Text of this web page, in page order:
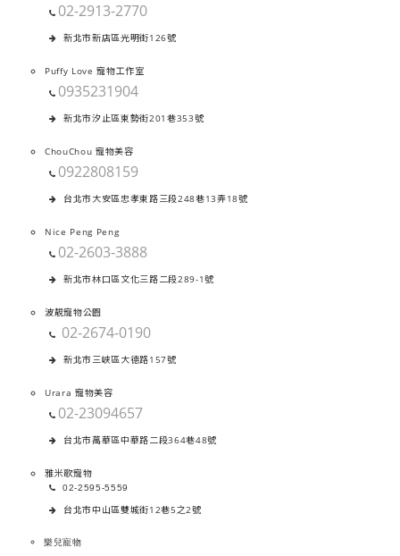
02-2913-2770
新北市新店區光明街126號
Puffy Love 寵物工作室
0935231904
新北市汐止區東勢街201巷353號
ChouChou 寵物美容
0922808159
台北市大安區忠孝東路三段248巷13弄18號
Nice Peng Peng
02-2603-3888
新北市林口區文化三路二段289-1號
波靚寵物公園
02-2674-0190
新北市三峽區大德路157號
Urara 寵物美容
02-23094657
台北市萬華區中華路二段364巷48號
雅米歌寵物
02-2595-5559
台北市中山區雙城街12巷5之2號
樂兒寵物